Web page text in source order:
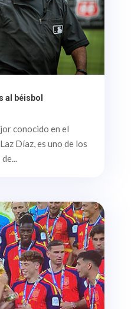
al béisbol
conocido en el
Díaz, es uno de los